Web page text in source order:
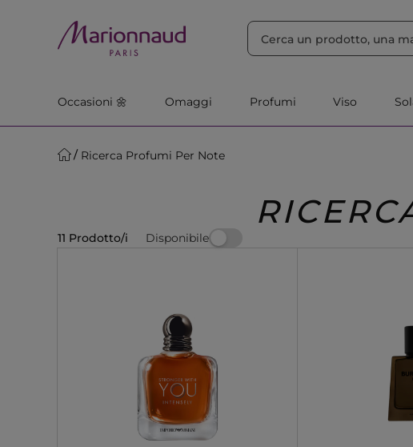
Occasioni 🌼 Omaggi Profumi Viso
Ricerca Profumi Per Note
11 Prodotto/i Disponibile